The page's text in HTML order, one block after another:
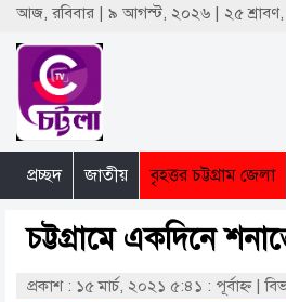
আজ, রবিবার | ৯ আগস্ট, ২০২৬ | ২৫
প্রচ্ছদ জাতীয় বৃহত্তর চট্টগ্রাম জেলা
চট্টগ্রামে একদিনে
প্রকাশ : ১৫ মার্চ, ২০২১ ৫:৪১ : পূর্বাহ্ণ |